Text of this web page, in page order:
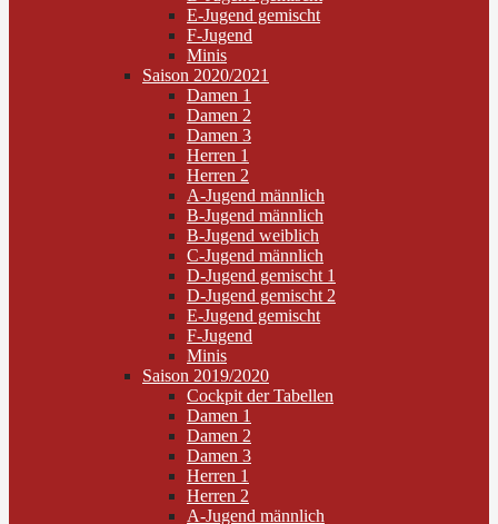
E-Jugend gemischt
F-Jugend
Minis
Saison 2020/2021
Damen 1
Damen 2
Damen 3
Herren 1
Herren 2
A-Jugend männlich
B-Jugend männlich
B-Jugend weiblich
C-Jugend männlich
D-Jugend gemischt 1
D-Jugend gemischt 2
E-Jugend gemischt
F-Jugend
Minis
Saison 2019/2020
Cockpit der Tabellen
Damen 1
Damen 2
Damen 3
Herren 1
Herren 2
A-Jugend männlich